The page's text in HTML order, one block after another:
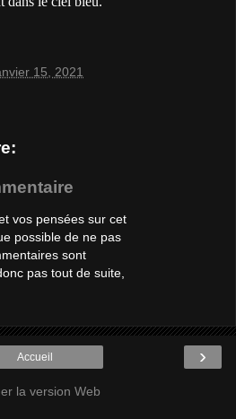
15, 2021
vos pensées sur cet
possible de ne pas
sont
pas tout de suite,
›
Accueil
la version Web